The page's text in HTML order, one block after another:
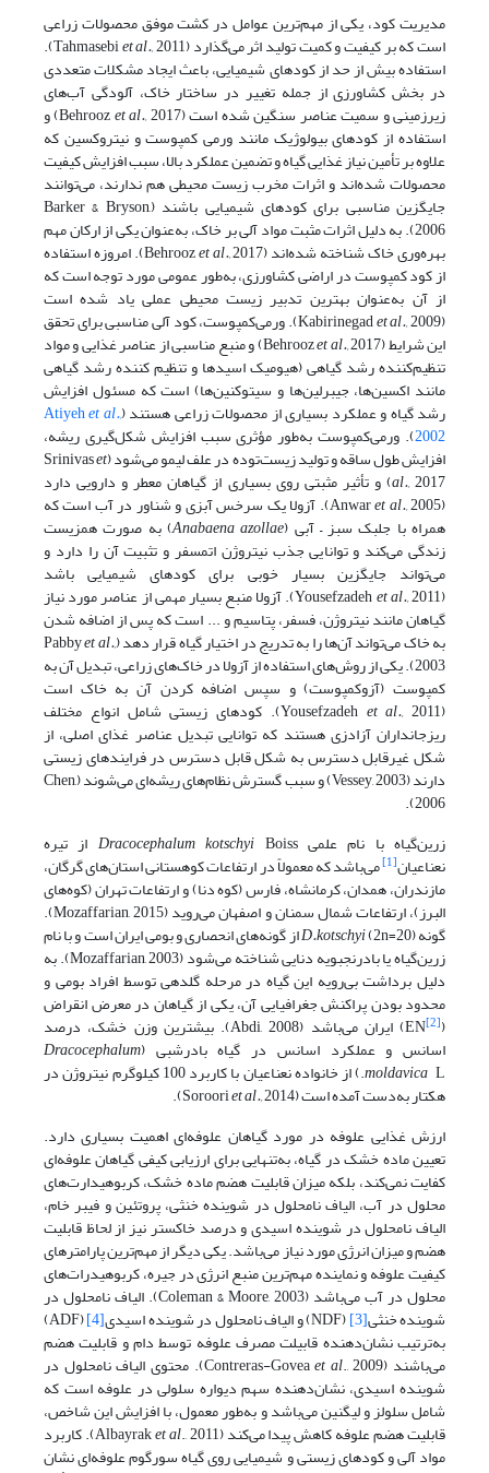
مدیریت کود، یکی از مهم‌ترین عوامل در کشت موفق محصولات زراعی
است که بر کیفیت و کمیت تولید اثر می‌گذارد (Tahmasebi et al.,
2011).
استفاده بیش از حد از کودهای شیمیایی، باعث ایجاد مشکلات متعددی
در بخش کشاورزی از جمله تغییر در ساختار خاک، آلودگی آب‌های
زیرزمینی و سمیت عناصر سنگین شده است (Behrooz et al., 2017) و
استفاده از کودهای بیولوژیک مانند ورمی کمپوست و نیتروکسین که
علاوه بر تأمین نیاز غذایی گیاه و تضمین عملکرد بالا، سبب افزایش کیفیت
محصولات شده‌اند و اثرات مخرب زیست محیطی هم ندارند، می‌توانند
جایگزین مناسبی برای کودهای شیمیایی باشند (Barker & Bryson,
2006). به دلیل اثرات مثبت مواد آلی بر خاک، به‌عنوان یکی از ارکان مهم
بهره‌وری خاک شناخته شده‌اند (Behrooz et al., 2017). امروزه استفاده
از کود کمپوست در اراضی کشاورزی، به‌طور عمومی مورد توجه است که
از آن به‌عنوان بهترین تدبیر زیست محیطی عملی یاد شده است
(Kabirinegad
et al., 2009). ورمی‌کمپوست، کود آلی مناسبی برای تحقق
این شرایط (Behrooz et al., 2017) و منبع مناسبی از عناصر غذایی و مواد
تنظیم‌کننده رشد گیاهی (هیومیک اسیدها و تنظیم کننده رشد گیاهی
مانند اکسین‌ها، جیبرلین‌ها و سیتوکنین‌ها) است که مسئول افزایش
رشد گیاه و عملکرد بسیاری از محصولات زراعی هستند ( Atiyehet al.,
2002). ورمی‌کمپوست به‌طور مؤثری سبب افزایش شکل‌گیری ریشه،
افزایش طول ساقه و تولید زیست‌توده در علف لیمو می‌شود (Srinivaset
al.,2017) و تأثیر مثبتی روی بسیاری از گیاهان معطر و دارویی دارد
(Anwar
et al., 2005). آزولا یک سرخس آبزی و شناور در آب است که
همراه با جلبک سبز – آبی (Anabaena azollae) به صورت همزیست
زندگی می‌کند و توانایی جذب نیتروژن اتمسفر و تثبیت آن را دارد و
می‌تواند جایگزین بسیار خوبی برای کودهای شیمیایی باشد
(Yousefzadeh
et al., 2011). آزولا منبع بسیار مهمی از عناصر مورد نیاز
گیاهان مانند نیتروژن، فسفر، پتاسیم و ... است که پس از اضافه شدن
به خاک می‌تواند آن‌ها را به تدریج در اختیار گیاه قرار دهد (Pabbyet al.,
2003). یکی از روش‌های استفاده از آزولا در خاک‌های زراعی، تبدیل آن به
کمپوست (آزوکمپوست) و سپس اضافه کردن آن به خاک است
(Yousefzadeh
et al., 2011). کودهای زیستی شامل انواع مختلف
ریزجانداران آزادزی هستند که توانایی تبدیل عناصر غذای اصلی، از
شکل غیرقابل دسترس به شکل قابل دسترس در فرایندهای زیستی
دارند (Vessey, 2003) و سبب گسترش نظام‌های ریشه‌ای می‌شوند (Chen,
2006).
زرین‌گیاه با نام علمی
Dracocephalum kotschyi Boiss از تیره
نعناعیان[1] می‌باشد که معمولاً در ارتفاعات کوهستانی استان‌های گرگان،
مازندران، همدان، کرمانشاه، فارس (کوه دنا) و ارتفاعات تهران (کوه‌های
البرز)، ارتفاعات شمال سمنان و اصفهان می‌روید (Mozaffarian, 2015).
گونه D.kotschyi(2n=20) از گونه‌های انحصاری و بومی ایران است و با نام
زرین‌گیاه یا بادرنجبویه دنایی شناخته می‌شود (Mozaffarian, 2003). به
دلیل برداشت بی‌رویه این گیاه در مرحله گلدهی توسط افراد بومی و
محدود بودن پراکنش جغرافیایی آن، یکی از گیاهان در معرض انقراض
(
[2] EN) ایران می‌باشد (Abdi, 2008). بیشترین وزن خشک، درصد
اسانس و عملکرد اسانس در گیاه بادرشبی (Dracocephalum
moldavica L.) از خانواده نعناعیان با کاربرد 100 کیلوگرم نیتروژن در
هکتار به‌دست آمده است (Soroori et al.,2014).
ارزش غذایی علوفه در مورد گیاهان علوفه‌ای اهمیت بسیاری دارد.
تعیین ماده خشک در گیاه، به‌تنهایی برای ارزیابی کیفی گیاهان علوفه‌ای
کفایت نمی‌کند، بلکه میزان قابلیت هضم ماده خشک، کربوهیدارت‌های
محلول در آب، الیاف نامحلول در شوینده خنثی، پروتئین و فیبر خام،
الیاف نامحلول در شوینده اسیدی و درصد خاکستر نیز از لحاظ قابلیت
هضم و میزان انرژی مورد نیاز می‌باشد. یکی دیگر از مهم‌ترین پارامترهای
کیفیت علوفه و نماینده مهم‌ترین منبع انرژی در جیره، کربوهیدرات‌های
محلول در آب می‌باشد (Coleman & Moore, 2003). الیاف نامحلول در
شوینده خنثی[3] (NDF) و الیاف نامحلول در شوینده اسیدی [4]
(ADF)
به‌ترتیب نشان‌دهنده قابیلت مصرف علوفه توسط دام و قابلیت هضم
می‌باشند (Contreras-Govea et al ., 2009). محتوی الیاف نامحلول در
شوینده اسیدی، نشان‌دهنده سهم دیواره سلولی در علوفه است که
شامل سلولز و لیگنین می‌باشد و به‌طور معمول، با افزایش این شاخص،
قابلیت هضم علوفه کاهش پیدا می‌کند (Albayrak et al ., 2011). کاربرد
مواد آلی و کودهای زیستی و شیمیایی روی گیاه سورگوم علوفه‌ای نشان